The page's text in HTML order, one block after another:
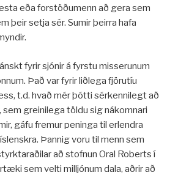
eða forstöðumenn að gera sem
þeir setja sér. Sumir þeirra hafa
fyrir sjónir á fyrstu misserunum
Það var fyrir liðlega fjörutíu
t.d. hvað mér þótti sérkennilegt að
sem greinilega töldu sig nákomnari
gáfu fremur peninga til erlendra
Þannig voru til menn sem
að stofnun Oral Roberts í
sem velti milljónum dala, aðrir að